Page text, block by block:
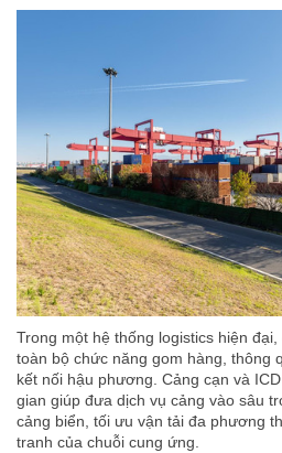
Trong một hệ thống logistics hiện
toàn bộ chức năng gom hàng, thông
kết nối hậu phương. Cảng cạn và
gian giúp đưa dịch vụ cảng vào sâu
cảng biển, tối ưu vận tải đa phương
tranh của chuỗi cung ứng.